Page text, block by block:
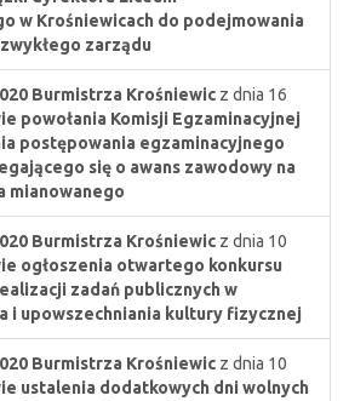
w Krośniewicach do podejmowania
zarządu
Burmistrza Krośniewic z dnia 16
powołania Komisji Egzaminacyjnej
postępowania egzaminacyjnego
się o awans zawodowy na
mianowanego
Burmistrza Krośniewic z dnia 10
ogłoszenia otwartego konkursu
zadań publicznych w
i upowszechniania kultury fizycznej
Burmistrza Krośniewic z dnia 10
ustalenia dodatkowych dni wolnych